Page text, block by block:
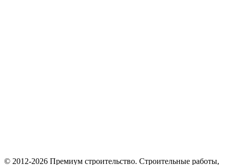
© 2012-2026 Премиум cтроительство. Cтроительные работы,